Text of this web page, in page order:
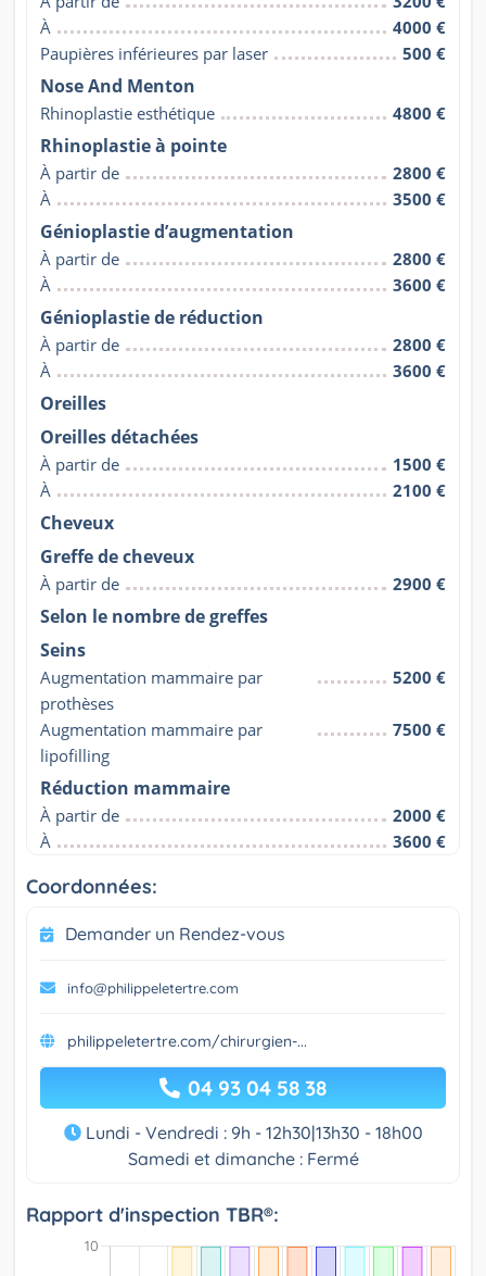
À
4000 €
Paupières inférieures par laser
500 €
Nose And Menton
Rhinoplastie esthétique 4800 €
Rhinoplastie à pointe
À partir de
2800 €
À
3500 €
Génioplastie d’augmentation
À partir de
2800 €
À
3600 €
Génioplastie de réduction
À partir de
2800 €
À
3600 €
Oreilles
Oreilles détachées
À partir de
1500 €
À
2100 €
Cheveux
Greffe de cheveux
À partir de 2900 €
Selon le nombre de greffes
Seins
Augmentation mammaire par
prothèses
5200 €
Augmentation mammaire par
lipofilling
7500 €
Réduction mammaire
À partir de
2000 €
À
3600 €
Coordonnées:
Demander un Rendez-vous
info@philippeletertre.com
philippeletertre.com/chirurgien-...
04 93 04 58 38
Lundi - Vendredi : 9h - 12h30|13h30 - 18h00
Samedi et dimanche : Fermé
Rapport d'inspection TBR®: